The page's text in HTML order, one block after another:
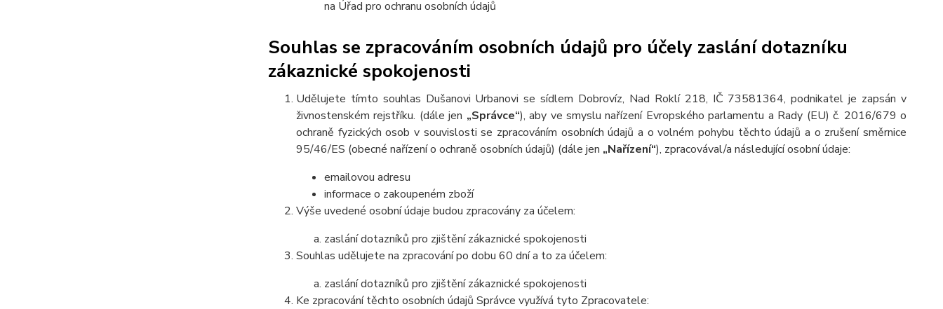
na Úřad pro ochranu osobních údajů
Souhlas se zpracováním osobních údajů pro účely zaslání dotazníku
zákaznické spokojenosti
Udělujete tímto souhlas Dušanovi Urbanovi se sídlem Dobrovíz, Nad Roklí 218, IČ 73581364, podnikatel je zapsán v
živnostenském rejstříku. (dále jen „Správce“), aby ve smyslu nařízení Evropského parlamentu a Rady (EU) č. 2016/679 o
ochraně fyzických osob v souvislosti se zpracováním osobních údajů a o volném pohybu těchto údajů a o zrušení směrnice
95/46/ES (obecné nařízení o ochraně osobních údajů) (dále jen „Nařízení“), zpracovával/a následující osobní údaje:
emailovou adresu
informace o zakoupeném zboží
Výše uvedené osobní údaje budou zpracovány za účelem:
zaslání dotazníků pro zjištění zákaznické spokojenosti
Souhlas udělujete na zpracování po dobu 60 dní a to za účelem:
zaslání dotazníků pro zjištění zákaznické spokojenosti
Ke zpracování těchto osobních údajů Správce využívá tyto Zpracovatele: